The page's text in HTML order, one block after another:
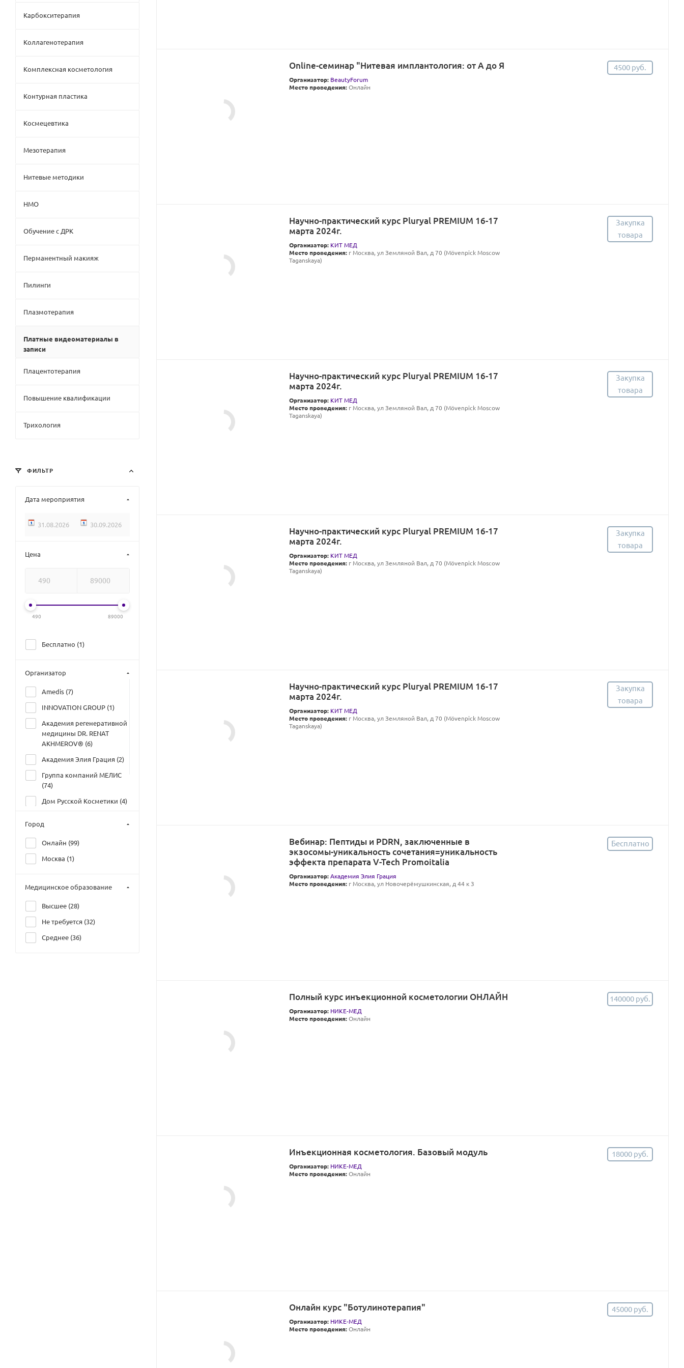
Online-семинар "Нитевая имплантология: от А до Я
Организатор: BeautyForum
Место проведения: Онлайн
4500 руб.
Научно-практический курс Pluryal PREMIUM 16-17
марта 2024г.
Организатор: КИТ МЕД
Место проведения: г Москва, ул Земляной Вал, д 70 (Mövenpick Moscow
Taganskaya)
Закупка
товара
Научно-практический курс Pluryal PREMIUM 16-17
марта 2024г.
Организатор: КИТ МЕД
Место проведения: г Москва, ул Земляной Вал, д 70 (Mövenpick Moscow
Taganskaya)
Закупка
товара
Научно-практический курс Pluryal PREMIUM 16-17
марта 2024г.
Организатор: КИТ МЕД
Место проведения: г Москва, ул Земляной Вал, д 70 (Mövenpick Moscow
Taganskaya)
Закупка
товара
Научно-практический курс Pluryal PREMIUM 16-17
марта 2024г.
Организатор: КИТ МЕД
Место проведения: г Москва, ул Земляной Вал, д 70 (Mövenpick Moscow
Taganskaya)
Закупка
товара
Вебинар: Пептиды и PDRN, заключенные в
экзосомы-уникальность сочетания=уникальность
эффекта препарата V-Tech Promoitalia
Организатор: Академия Элия Грация
Место проведения: г Москва, ул Новочерёмушкинская, д 44 к 3
Бесплатно
Полный курс инъекционной косметологии ОНЛАЙН
Организатор: НИКЕ-МЕД
Место проведения: Онлайн
140000 руб.
Инъекционная косметология. Базовый модуль
Организатор: НИКЕ-МЕД
Место проведения: Онлайн
18000 руб.
Онлайн курс "Ботулинотерапия"
Организатор: НИКЕ-МЕД
Место проведения: Онлайн
45000 руб.
Карбокситерапия
Коллагенотерапия
Комплексная косметология
Контурная пластика
Космецевтика
Мезотерапия
Нитевые методики
НМО
Обучение с ДРК
Перманентный макияж
Пилинги
Плазмотерапия
Платные видеоматериалы в
записи
Плацентотерапия
Повышение квалификации
Трихология
ФИЛЬТР
Дата мероприятия
Цена
490 89000
Бесплатно (1)
Организатор
Amedis (7)
INNOVATION GROUP (1)
Академия регенеративной
медицины DR. RENAT
AKHMEROV® (6)
Академия Элия Грация (2)
Группа компаний МЕЛИС
(74)
Дом Русской Косметики (4)
Профессиональный
Город
Онлайн (99)
Москва (1)
Медицинское образование
Высшее (28)
Не требуется (32)
Среднее (36)